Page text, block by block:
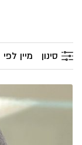
סינון מיין לפי